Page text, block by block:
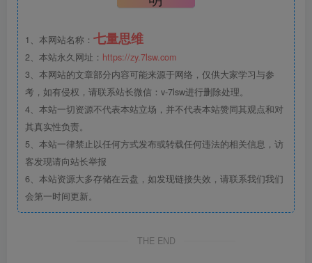
1、本网站名称： 七量思维
2、本站永久网址： https://zy.7lsw.com
3、本网站的文章部分内容可能来源于网络，仅供大家学习与参
考，如有侵权，请联系站长微信：v-7lsw进行删除处理。
4、本站一切资源不代表本站立场，并不代表本站赞同其观点和对
其真实性负责。
5、本站一律禁止以任何方式发布或转载任何违法的相关信息，访
客发现请向站长举报
6、本站资源大多存储在云盘，如发现链接失效，请联系我们我们
会第一时间更新。
THE END